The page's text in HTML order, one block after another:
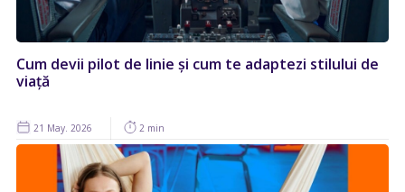
Cum devii pilot de linie și cum te adaptezi stilului de
viață
21 May. 2026 2 min